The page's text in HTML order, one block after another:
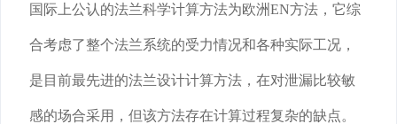
国际上公认的法兰科学计算方法为欧洲EN方法，它综
合考虑了整个法兰系统的受力情况和各种实际工况，
是目前最先进的法兰设计计算方法，在对泄漏比较敏
感的场合采用，但该方法存在计算过程复杂的缺点。